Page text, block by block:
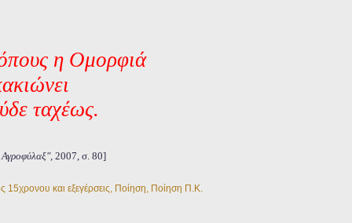
η Ομορφιά
ταχέως.
2007, σ. 80]
15χρονου και εξεγέρσεις, Ποίηση, Ποίηση Π.Κ.